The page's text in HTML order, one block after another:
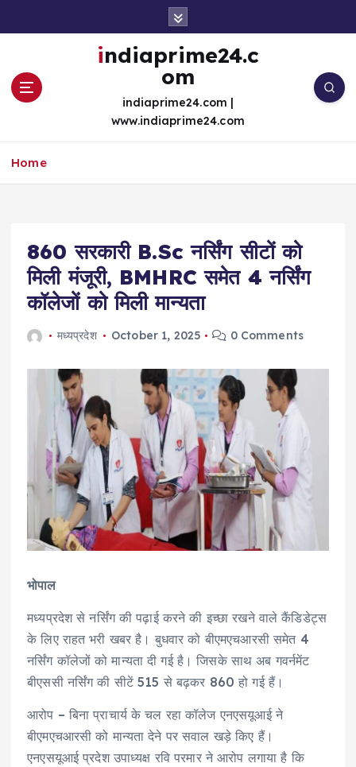
indiaprime24.c
om
indiaprime24.com |
www.indiaprime24.com
Home
860 सरकारी B.Sc नर्सिंग सीटों को
मिली मंजूरी, BMHRC समेत 4 नर्सिंग
कॉलेजों को मिली मान्यता
मध्यप्रदेश October 1, 2025 0 Comments
भोपाल
मध्यप्रदेश से नर्सिंग की पढ़ाई करने की इच्छा रखने वाले कैंडिडेट्स
के लिए राहत भरी खबर है। बुधवार को बीएमएचआरसी समेत 4
नर्सिंग कॉलेजों को मान्यता दी गई है। जिसके साथ अब गवर्नमेंट
बीएससी नर्सिंग की सीटें 515 से बढ़कर 860 हो गई हैं।
आरोप – बिना प्राचार्य के चल रहा कॉलेज एनएसयूआई ने
बीएमएचआरसी को मान्यता देने पर सवाल खड़े किए हैं।
एनएसयूआई प्रदेश उपाध्यक्ष रवि परमार ने आरोप लगाया है कि